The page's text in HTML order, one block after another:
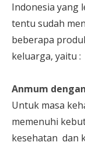
Indonesia yang
tentu sudah
beberapa
keluarga, yaitu :
Anmum
Untuk masa
memenuhi
kesehatan dan